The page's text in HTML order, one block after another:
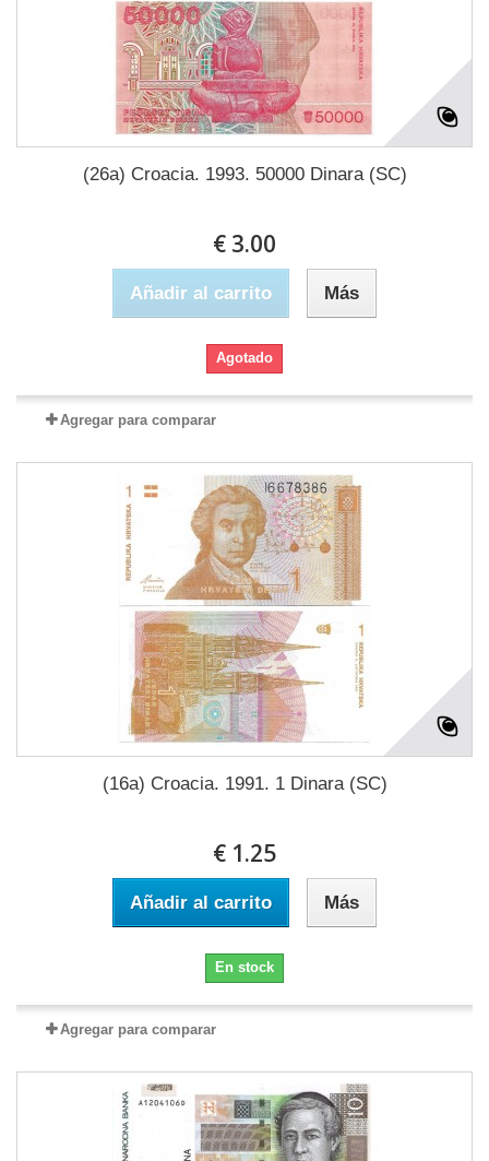
(26a) Croacia. 1993. 50000 Dinara (SC)
€ 3.00
Añadir al carrito Más
Agotado
Agregar para comparar
(16a) Croacia. 1991. 1 Dinara (SC)
€ 1.25
Añadir al carrito Más
En stock
Agregar para comparar